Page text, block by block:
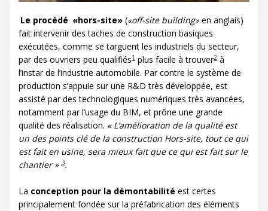
Le procédé «hors-site» («off-site building»en anglais)
fait intervenir des taches de construction basiques
exécutées, comme se targuent les industriels du secteur,
par des ouvriers peu qualifiés1 plus facile à trouver2 à
l’instar de l’industrie automobile. Par contre le système de
production s’appuie sur une R&D très développée, est
assisté par des technologiques numériques très avancées,
notamment par l’usage du BIM, et prône une grande
qualité des réalisation. « L’amélioration de la qualité est
un des points clé de la construction Hors-site, tout ce qui
est fait en usine, sera mieux fait que ce qui est fait sur le
chantier » 3.
La conception pour la démontabilité est certes
principalement fondée sur la préfabrication des éléments